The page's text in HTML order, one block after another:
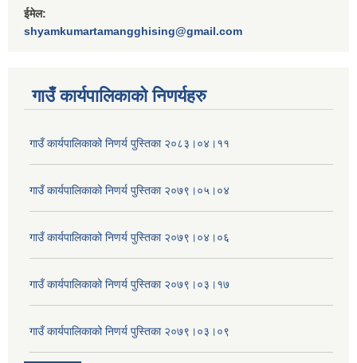
ईमेल:
shyamkumartamangghising@gmail.com
गाउँ कार्यपालिकाकाे निणर्यहरु
गाउँ कार्यपालिकाको निणर्य पुस्तिका २०८३।०४।११
गाउँ कार्यपालिकाको निणर्य पुस्तिका २०७९।०५।०४
गाउँ कार्यपालिकाको निणर्य पुस्तिका २०७९।०४।०६
गाउँ कार्यपालिकाको निणर्य पुस्तिका २०७९।०३।१७
गाउँ कार्यपालिकाको निणर्य पुस्तिका २०७९।०३।०९